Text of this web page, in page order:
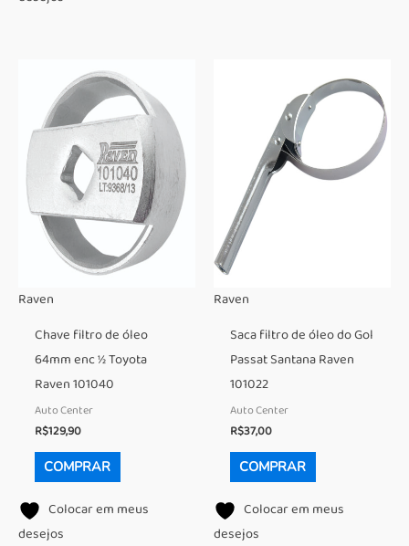
Raven
Chave filtro de óleo
64mm enc ½ Toyota
Raven 101040
Auto Center
R$129,90
COMPRAR
Colocar em meus
desejos
Raven
Saca filtro de óleo do Gol
Passat Santana Raven
101022
Auto Center
R$37,00
COMPRAR
Colocar em meus
desejos